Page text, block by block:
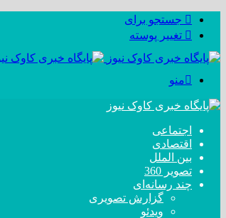
جستجو برای
تغییر پوسته
منو
اجتماعی
اقتصادی
بین الملل
تصویر 360
چند رسانه‌ای
گزارش تصویری
ویدئو